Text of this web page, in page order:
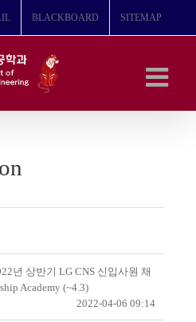
BLACKBOARD SITEMAP
년 상반기 LG CNS 신입사원 채
Academy (~4.3)
2022-04-06 09:14